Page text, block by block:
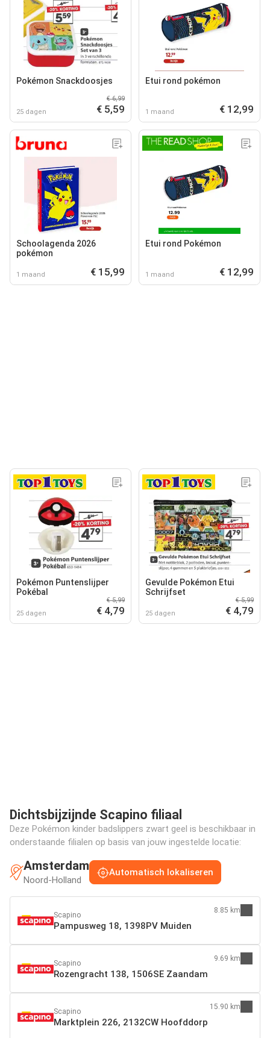
Pokémon Snackdoosjes
25 dagen
€ 6,99
€ 5,59
Etui rond pokémon
1 maand € 12,99
Schoolagenda 2026
pokémon
1 maand € 15,99
Etui rond Pokémon
1 maand € 12,99
Pokémon Puntenslijper
Pokébal
25 dagen
€ 5,99
€ 4,79
Gevulde Pokémon Etui
Schrijfset
25 dagen
€ 5,99
€ 4,79
Dichtsbijzijnde Scapino filiaal
Deze Pokémon kinder badslippers zwart geel is beschikbaar in
onderstaande filialen op basis van jouw ingestelde locatie:
Amsterdam
Noord-Holland
Automatisch lokaliseren
Scapino
Pampusweg 18, 1398PV Muiden
8.85 km
Scapino
Rozengracht 138, 1506SE Zaandam
9.69 km
Scapino
Marktplein 226, 2132CW Hoofddorp
15.90 km